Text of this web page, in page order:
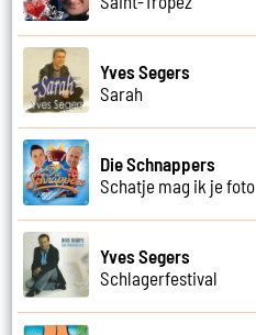
Yves Segers
Sarah
Die Schnappers
Schatje mag ik je foto
Yves Segers
Schlagerfestival